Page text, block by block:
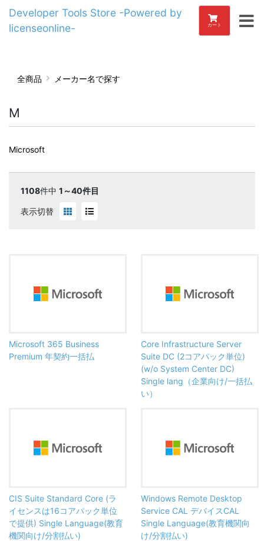
Developer Tools Store -Powered by
licenseonline-
カート
全商品 メーカー名で探す
M
Microsoft
1108件中 1～40件目
表示切替
Microsoft 365 Business
Premium 年契約一括払
Core Infrastructure Server
Suite DC (2コアパック単位)
(w/o System Center DC)
Single lang（企業向け/一括払
い）
CIS Suite Standard Core (ラ
イセンスは16コアパック単位
で提供) Single Language(教育
機関向け/分割払い)
Windows Remote Desktop
Service CAL デバイスCAL
Single Language(教育機関向
け/分割払い)